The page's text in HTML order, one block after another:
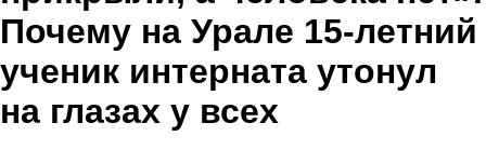
Почему на Урале 15-летний
ученик интерната утонул
на глазах у всех